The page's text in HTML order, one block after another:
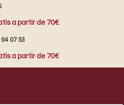
a partir de 70€
94 07 53
a partir de 70€